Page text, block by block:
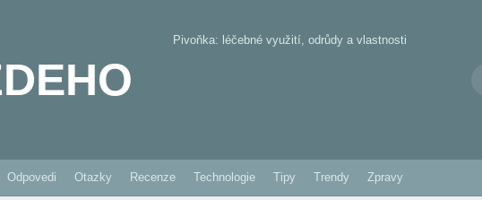
Pivoňka: léčebné využití, odrůdy a vlastnosti
Odpovedi Otazky Recenze Technologie Tipy Trendy Zpravy